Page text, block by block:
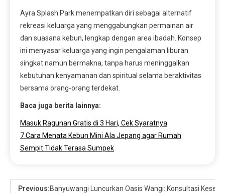
Ayra Splash Park menempatkan diri sebagai alternatif
rekreasi keluarga yang menggabungkan permainan air
dan suasana kebun, lengkap dengan area ibadah. Konsep
ini menyasar keluarga yang ingin pengalaman liburan
singkat namun bermakna, tanpa harus meninggalkan
kebutuhan kenyamanan dan spiritual selama beraktivitas
bersama orang-orang terdekat.
Baca juga berita lainnya:
Masuk Ragunan Gratis di 3 Hari, Cek Syaratnya
7 Cara Menata Kebun Mini Ala Jepang agar Rumah
Sempit Tidak Terasa Sumpek
Previous:Banyuwangi Luncurkan Oasis Wangi: Konsultasi